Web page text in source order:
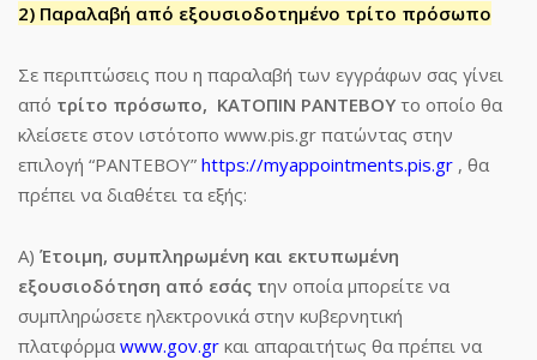
2) Παραλαβή από εξουσιοδοτημένο τρίτο πρόσωπο
Σε περιπτώσεις που η παραλαβή των εγγράφων σας γίνει
από τρίτο πρόσωπο, ΚΑΤΟΠΙΝ ΡΑΝΤΕΒΟΥ το οποίο θα
κλείσετε στον ιστότοπο www.pis.gr πατώντας στην
επιλογή “ΡΑΝΤΕΒΟΥ” https://myappointments.pis.gr , θα
πρέπει να διαθέτει τα εξής:
Α) Έτοιμη, συμπληρωμένη και εκτυπωμένη
εξουσιοδότηση από εσάς την οποία μπορείτε να
συμπληρώσετε ηλεκτρονικά στην κυβερνητική
πλατφόρμα www.gov.gr και απαραιτήτως θα πρέπει να